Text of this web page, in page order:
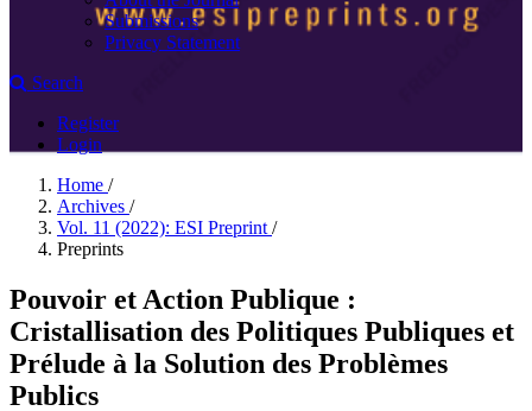
Submissions
Privacy Statement
Search
Register
Login
Home /
Archives /
Vol. 11 (2022): ESI Preprint /
Preprints
Pouvoir et Action Publique :
Cristallisation des Politiques Publiques et
Prélude à la Solution des Problèmes
Publics